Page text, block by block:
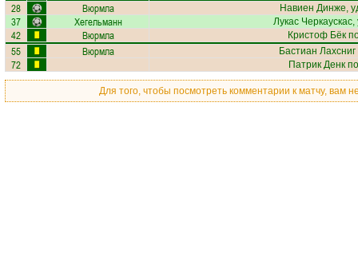
28 Вюрмла Навиен Динже,
37 Хегельманн Лукас Черкаускас,
42 Вюрмла Кристоф Бёк
55 Вюрмла Бастиан Лахсниг
72 Патрик Денк
Для того, чтобы посмотреть комментарии к матчу, вам